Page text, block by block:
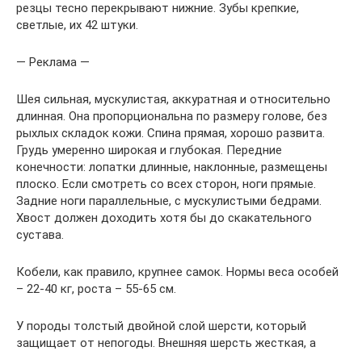
резцы тесно перекрывают нижние. Зубы крепкие,
светлые, их 42 штуки.
— Реклама —
Шея сильная, мускулистая, аккуратная и относительно
длинная. Она пропорциональна по размеру голове, без
рыхлых складок кожи. Спина прямая, хорошо развита.
Грудь умеренно широкая и глубокая. Передние
конечности: лопатки длинные, наклонные, размещены
плоско. Если смотреть со всех сторон, ноги прямые.
Задние ноги параллельные, с мускулистыми бедрами.
Хвост должен доходить хотя бы до скакательного
сустава.
Кобели, как правило, крупнее самок. Нормы веса особей
– 22-40 кг, роста – 55-65 см.
У породы толстый двойной слой шерсти, который
защищает от непогоды. Внешняя шерсть жесткая, а